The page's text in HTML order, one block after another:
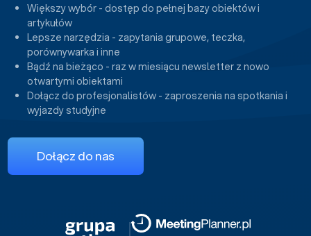
Większy wybór - dostęp do pełnej bazy obiektów i
artykułów
Lepsze narzędzia - zapytania grupowe, teczka,
porównywarka i inne
Bądź na bieżąco - raz w miesiącu newsletter z nowo
otwartymi obiektami
Dołącz do profesjonalistów - zaproszenia na spotkania i
wyjazdy studyjne
Dołącz do nas